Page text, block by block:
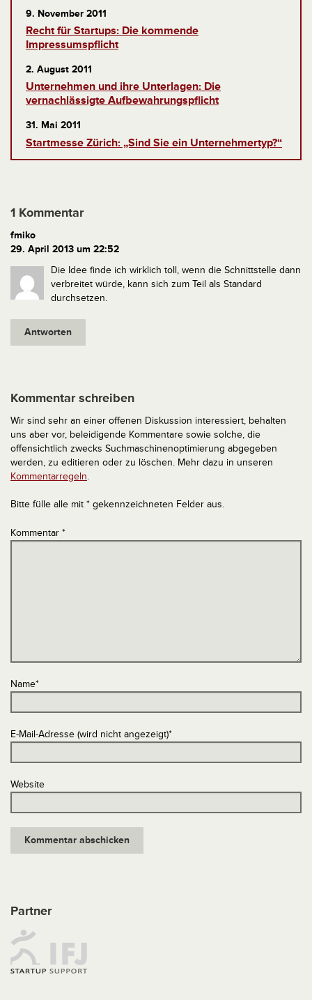
9. November 2011
Recht für Startups: Die kommende
Impressumspflicht
2. August 2011
Unternehmen und ihre Unterlagen: Die
vernachlässigte Aufbewahrungspflicht
31. Mai 2011
Startmesse Zürich: „Sind Sie ein Unternehmertyp?“
1 Kommentar
fmiko
29. April 2013 um 22:52
Die Idee finde ich wirklich toll, wenn die Schnittstelle dann
verbreitet würde, kann sich zum Teil als Standard
durchsetzen.
Antworten
Kommentar schreiben
Wir sind sehr an einer offenen Diskussion interessiert, behalten
uns aber vor, beleidigende Kommentare sowie solche, die
offensichtlich zwecks Suchmaschinenoptimierung abgegeben
werden, zu editieren oder zu löschen. Mehr dazu in unseren
Kommentarregeln.
Bitte fülle alle mit * gekennzeichneten Felder aus.
Kommentar *
Name*
E-Mail-Adresse (wird nicht angezeigt)*
Website
Partner